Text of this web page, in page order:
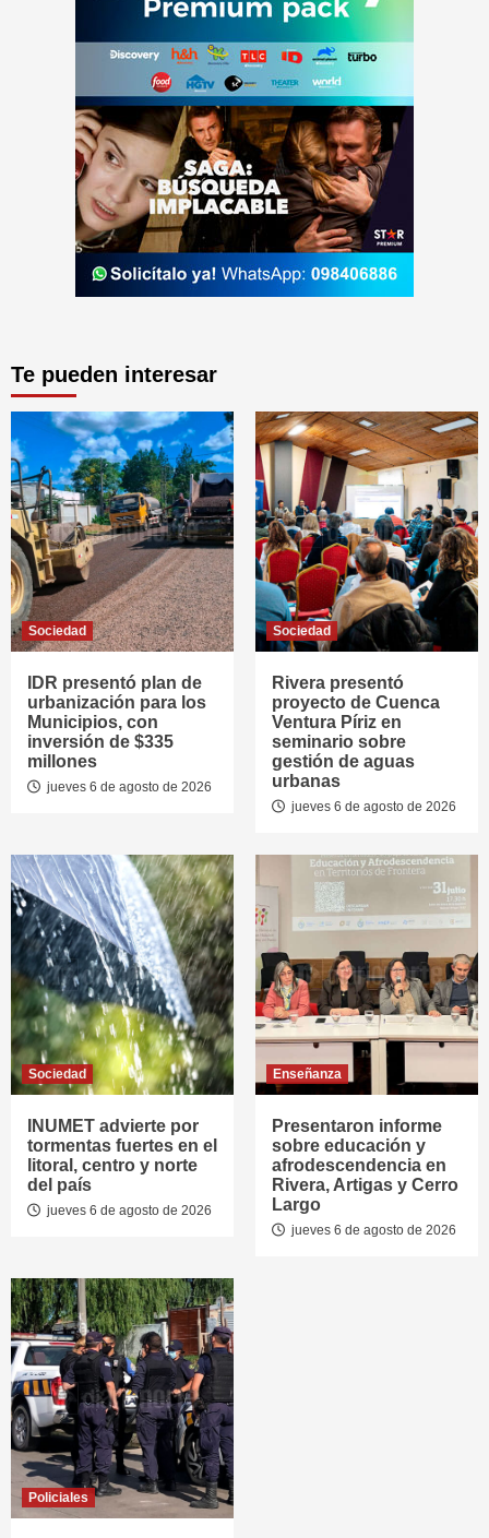
Te pueden interesar
Sociedad
IDR presentó plan de
urbanización para los
Municipios, con
inversión de $335
millones
jueves 6 de agosto de 2026
Sociedad
Rivera presentó
proyecto de Cuenca
Ventura Píriz en
seminario sobre
gestión de aguas
urbanas
jueves 6 de agosto de 2026
Sociedad
INUMET advierte por
tormentas fuertes en el
litoral, centro y norte
del país
jueves 6 de agosto de 2026
Enseñanza
Presentaron informe
sobre educación y
afrodescendencia en
Rivera, Artigas y Cerro
Largo
jueves 6 de agosto de 2026
Policiales